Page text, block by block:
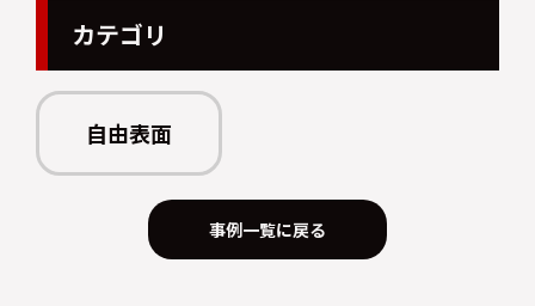
カテゴリ
自由表面
事例一覧に戻る